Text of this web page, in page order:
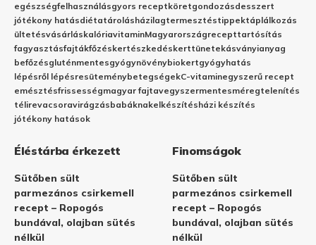
egészségfelhasználásgyors receptköretgondozásdesszert
jótékony hatásdiétatárolásházilagtermesztéstippektáplálkozás
ültetésvásárláskalóriavitaminMagyarországrecepttartósítás
fagyasztásfajtákfőzéskertészkedéskerttünetekásványianyag
befőzésgluténmentesgyógynövénybiokertgyógyhatás
lépésről lépésresüteménybetegségekC-vitaminegyszerű recept
emésztésfrissességmagyar fajtavegyszermentesméregtelenítés
télirevacsoravirágzásbabáknakelkészítésházi készítés
jótékony hatások
Éléstárba érkezett
Sütőben sült
parmezános csirkemell
recept – Ropogós
bundával, olajban sütés
nélkül
Finomságok
Sütőben sült
parmezános csirkemell
recept – Ropogós
bundával, olajban sütés
nélkül